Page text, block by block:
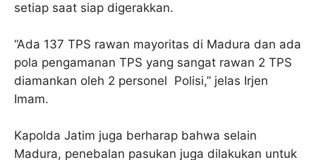
setiap saat siap digerakkan.
“Ada 137 TPS rawan mayoritas di Madura dan ada
pola pengamanan TPS yang sangat rawan 2 TPS
diamankan oleh 2 personel Polisi,” jelas Irjen
Imam.
Kapolda Jatim juga berharap bahwa selain
Madura, penebalan pasukan juga dilakukan untuk